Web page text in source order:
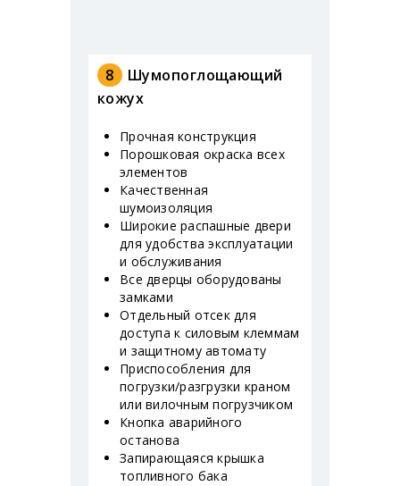
8
Шумопоглощающий
кожух
Прочная конструкция
Порошковая окраска всех
элементов
Качественная
шумоизоляция
Широкие распашные двери
для удобства эксплуатации
и обслуживания
Все дверцы оборудованы
замками
Отдельный отсек для
доступа к силовым клеммам
и защитному автомату
Приспособления для
погрузки/разгрузки краном
или вилочным погрузчиком
Кнопка аварийного
останова
Запирающаяся крышка
топливного бака